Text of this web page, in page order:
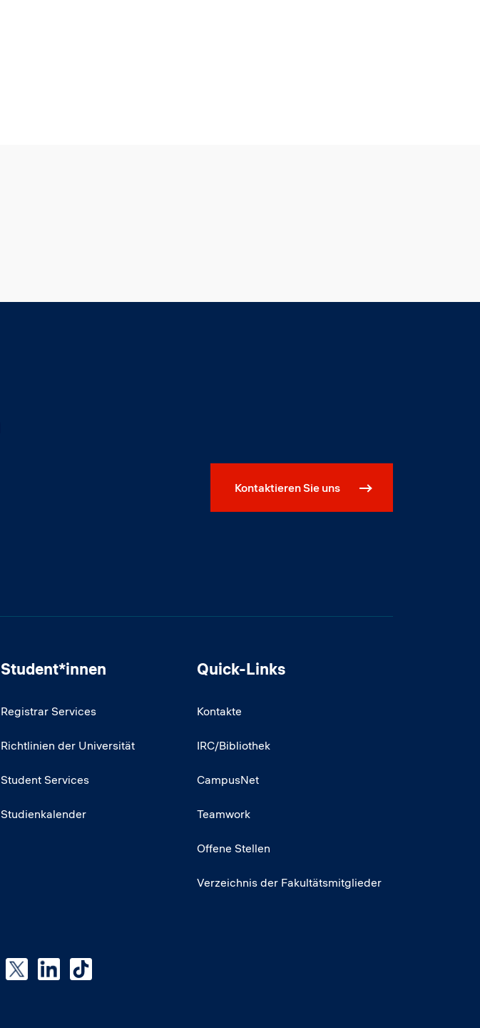
Kontaktieren Sie uns
Student*innen
Registrar Services
Richtlinien der Universität
Student Services
Studienkalender
Quick-Links
Kontakte
IRC/Bibliothek
CampusNet
Teamwork
Offene Stellen
Verzeichnis der Fakultätsmitglieder